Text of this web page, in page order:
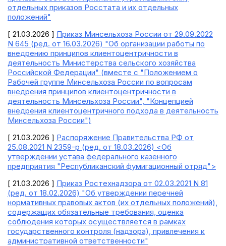
отдельных приказов Росстата и их отдельных
положений"
[ 21.03.2026 ] Приказ Минсельхоза России от 29.09.2022
N 645 (ред. от 16.03.2026) "Об организации работы по
внедрению принципов клиентоцентричности в
деятельность Министерства сельского хозяйства
Российской Федерации" (вместе с "Положением о
Рабочей группе Минсельхоза России по вопросам
внедрения принципов клиентоцентричности в
деятельность Минсельхоза России", "Концепцией
внедрения клиентоцентричного подхода в деятельность
Минсельхоза России")
[ 21.03.2026 ] Распоряжение Правительства РФ от
25.08.2021 N 2359-р (ред. от 18.03.2026) <Об
утверждении устава федерального казенного
предприятия "Республиканский фумигационный отряд">
[ 21.03.2026 ] Приказ Ростехнадзора от 02.03.2021 N 81
(ред. от 18.02.2026) "Об утверждении перечней
нормативных правовых актов (их отдельных положений),
содержащих обязательные требования, оценка
соблюдения которых осуществляется в рамках
государственного контроля (надзора), привлечения к
административной ответственности"